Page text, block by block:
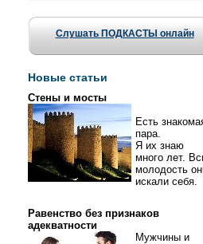
Слушать ПОДКАСТЫ онлайн
Новые статьи
Стены и мосты
Есть
пара.
Я их знаю
много лет.
молодость
искали себя.
Равенство без признаков
адекватности
Мужчины и